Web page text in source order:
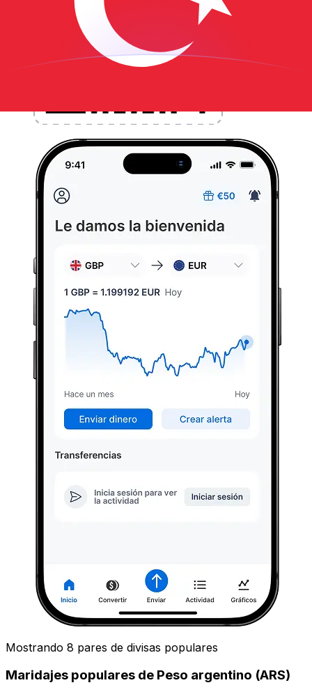
Mostrando 8 pares de divisas populares
Maridajes populares de Peso argentino (ARS)